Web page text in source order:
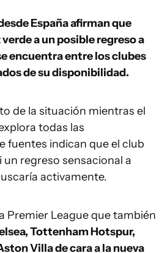
España afirman que
a un posible regreso a
encuentra entre los clubes
de su disponibilidad.
de la situación mientras el
todas las
fuentes indican que el club
regreso sensacional a
activamente.
Premier League que también
Tottenham Hotspur,
Villa de cara a la nueva